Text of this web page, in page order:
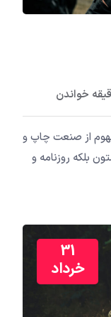
از صنعت چاپ و
بلکه روزنامه و
31
خرداد